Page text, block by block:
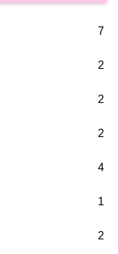
7
2
2
2
4
1
2